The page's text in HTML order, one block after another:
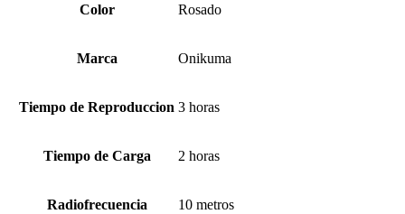
Color Rosado
Marca Onikuma
Tiempo de Reproduccion 3 horas
Tiempo de Carga 2 horas
Radiofrecuencia 10 metros